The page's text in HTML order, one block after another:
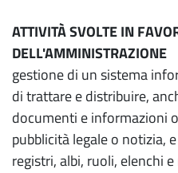
ATTIVITÀ SVOLTE IN
DELL'AMMINISTRAZIONE
gestione di un sistema
di trattare e distribuire,
documenti e informazioni
pubblicità legale o notizia,
registri, albi, ruoli, elenchi